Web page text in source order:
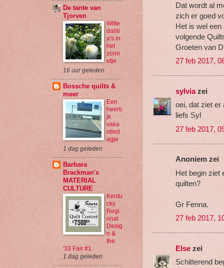
Dat wordt al
zich er goed
Het is wel een
volgende
Groeten van
27 feb 2017,
sylviazei
oei, dat ziet er
liefs Syl
27 feb 2017,
Anoniem zei
Het begin ziet
quilten?
Gr Fenna.
27 feb 2017,
Else zei
Schitterend
De tante van
Tjorven
Witte
dahli
a's in
het
zonn
etje
16 uur geleden
Bossche quilts &
meer
Een
heerli
jk
vaka
ntied
agje
1 dag geleden
Barbara
Brackman's
MATERIAL
CULTURE
Kentu
cky
Regi
onal
Desig
n &
the
'33 Fair #1
1 dag geleden